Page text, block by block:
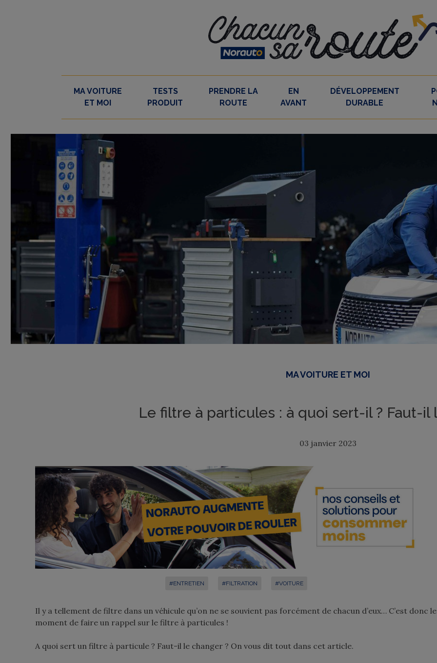
MA VOITURE
ET MOI
TESTS
PRODUIT
PRENDRE LA
ROUTE
EN
AVANT
DÉVELOPPEMENT
DURABLE
MA VOITURE ET MOI
Le filtre à particules : à quoi sert-il ? Faut-il
03 janvier 2023
#ENTRETIEN #FILTRATION #VOITURE
Il y a tellement de filtre dans un véhicule qu’on ne se souvient pas forcément de chacun d’eux… C’est donc le
moment de faire un rappel sur le filtre à particules !
A quoi sert un filtre à particule ? Faut-il le changer ? On vous dit tout dans cet article.